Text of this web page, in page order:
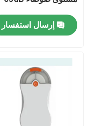
منتجات
أشرطة فيديو
إرسال استفسار